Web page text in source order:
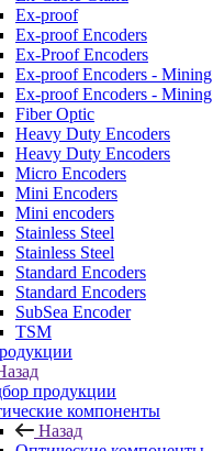
Ex-proof
Ex-proof Encoders
Ex-Proof Encoders
Ex-proof Encoders - Mining
Ex-proof Encoders - Mining
Fiber Optic
Heavy Duty Encoders
Heavy Duty Encoders
Micro Encoders
Mini Encoders
Mini encoders
Stainless Steel
Stainless Steel
Standard Encoders
Standard Encoders
SubSea Encoder
TSM
продукции
компоненты
Назад